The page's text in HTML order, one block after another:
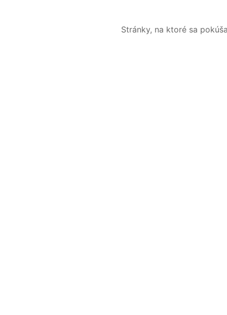
Stránky, na ktoré sa